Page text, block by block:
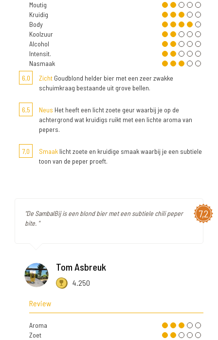
Moutig
Kruidig
Body
Koolzuur
Alcohol
Intensit.
Nasmaak
6,0
Zicht Goudblond helder bier met een zeer zwakke
schuimkraag bestaande uit grove bellen.
6,5 Neus Het heeft een licht zoete geur waarbij je op de
achtergrond wat kruidigs ruikt met een lichte aroma van
pepers.
7,0 Smaak licht zoete en kruidige smaak waarbij je een subtiele
toon van de peper proeft.
7,2
"De SambalBij is een blond bier met een subtiele chili peper
bite. "
Tom Asbreuk
4.250
Review
Aroma
Zoet